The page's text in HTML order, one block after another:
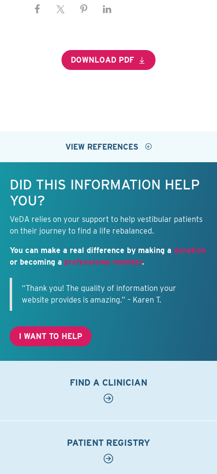
DOWNLOAD PDF
VIEW REFERENCES
DID THIS INFORMATION HELP
YOU?
VeDA relies on your support to help vestibular patients
on their journey to find a life rebalanced.
You can make a real difference by making a donation
or becoming a professional member.
“Thank you! The quality of information your
website provides is amazing.” – Karen T.
I WANT TO HELP
FIND A CLINICIAN
PATIENT REGISTRY